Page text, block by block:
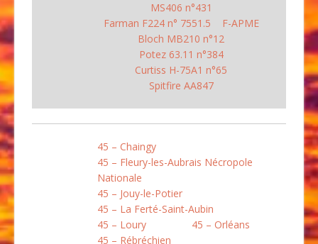
MS406 n°431
Farman F224 n° 7551.5 F-APME
Bloch MB210 n°12
Potez 63.11 n°384
Curtiss H-75A1 n°65
Spitfire AA847
45 – Chaingy
45 – Fleury-les-Aubrais Nécropole
Nationale
45 – Jouy-le-Potier
45 – La Ferté-Saint-Aubin
45 – Loury
45 – Orléans
45 – Rébréchien